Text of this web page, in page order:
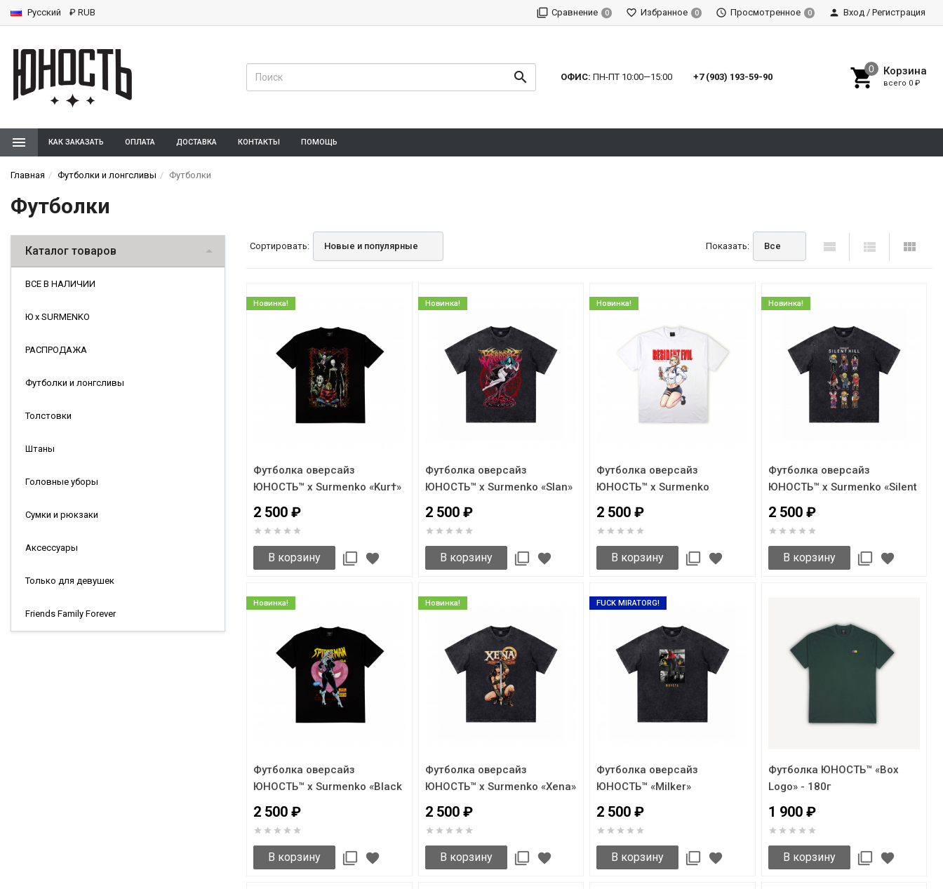
Русский ₽ RUB Сравнение 0 Избранное 0 Просмотренное 0 Вход / Регистрация
ОФИС: ПН-ПТ 10:00—15:00 +7 (903) 193-59-90‬ Корзина
всего 0 ₽
КАК ЗАКАЗАТЬ ОПЛАТА ДОСТАВКА КОНТАКТЫ ПОМОЩЬ
Главная Футболки и лонгсливы Футболки
Футболки
Каталог товаров
ВСЕ В НАЛИЧИИ
Ю x SURMENKO
РАСПРОДАЖА
Футболки и лонгсливы
Толстовки
Штаны
Головные уборы
Сумки и рюкзаки
Аксессуары
Только для девушек
Friends Family Forever
Сортировать: Новые и популярные Показать: Все
Футболка оверсайз
ЮНОСТЬ™ x Surmenko «Kur†»
2 500 ₽
В корзину
Новинка!
Футболка оверсайз
ЮНОСТЬ™ x Surmenko «Slan»
2 500 ₽
В корзину
Новинка!
Футболка оверсайз
ЮНОСТЬ™ x Surmenko
«Resident Evil»
2 500 ₽
В корзину
Новинка!
Футболка оверсайз
ЮНОСТЬ™ x Surmenko «Silent
Hill»
2 500 ₽
В корзину
Новинка!
Футболка оверсайз
ЮНОСТЬ™ x Surmenko «Black
Cat»
2 500 ₽
В корзину
Новинка!
Футболка оверсайз
ЮНОСТЬ™ x Surmenko «Xena»
2 500 ₽
В корзину
Новинка!
Футболка оверсайз
ЮНОСТЬ™ «Milker»
2 500 ₽
В корзину
FUCK MIRATORG!
Футболка ЮНОСТЬ™ «Box
Logo» - 180г
1 900 ₽
В корзину